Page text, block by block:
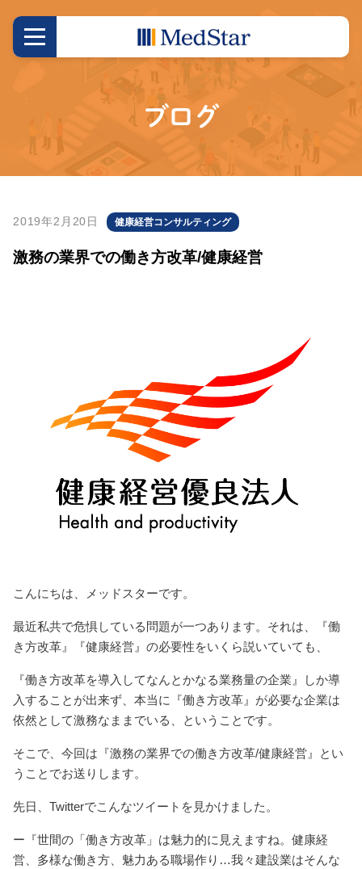
ブログ
2019年2月20日 健康経営コンサルティング
激務の業界での働き方改革/健康経営
こんにちは、メッドスターです。
最近私共で危惧している問題が一つあります。それは、『働
き方改革』『健康経営』の必要性をいくら説いていても、
『働き方改革を導入してなんとかなる業務量の企業』しか導
入することが出来ず、本当に『働き方改革』が必要な企業は
依然として激務なままでいる、ということです。
そこで、今回は『激務の業界での働き方改革/健康経営』とい
うことでお送りします。
先日、Twitterでこんなツイートを見かけました。
ー『世間の「働き方改革」は魅力的に見えますね。健康経
営、多様な働き方、魅力ある職場作り…我々建設業はそんな